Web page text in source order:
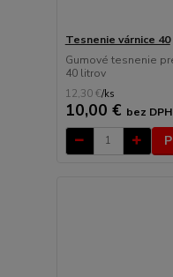
Tesnenie várnice 40
Gumové tesnenie
40 litrov
12,30 €/ks
10,00 € bez DPH